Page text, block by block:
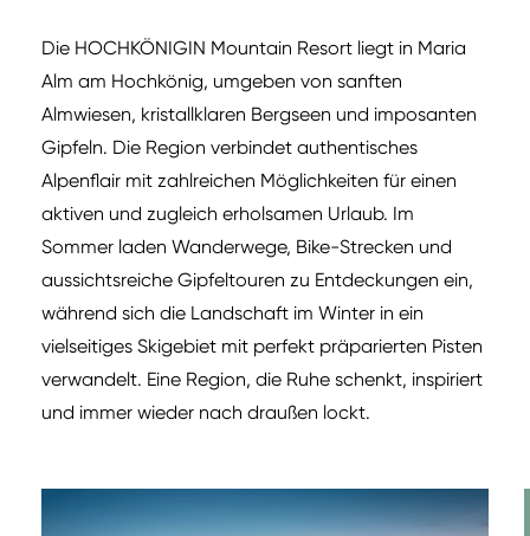
Die HOCHKÖNIGIN Mountain Resort liegt in Maria
Alm am Hochkönig, umgeben von sanften
Almwiesen, kristallklaren Bergseen und imposanten
Gipfeln. Die Region verbindet authentisches
Alpenflair mit zahlreichen Möglichkeiten für einen
aktiven und zugleich erholsamen Urlaub. Im
Sommer laden Wanderwege, Bike-Strecken und
aussichtsreiche Gipfeltouren zu Entdeckungen ein,
während sich die Landschaft im Winter in ein
vielseitiges Skigebiet mit perfekt präparierten Pisten
verwandelt. Eine Region, die Ruhe schenkt, inspiriert
und immer wieder nach draußen lockt.